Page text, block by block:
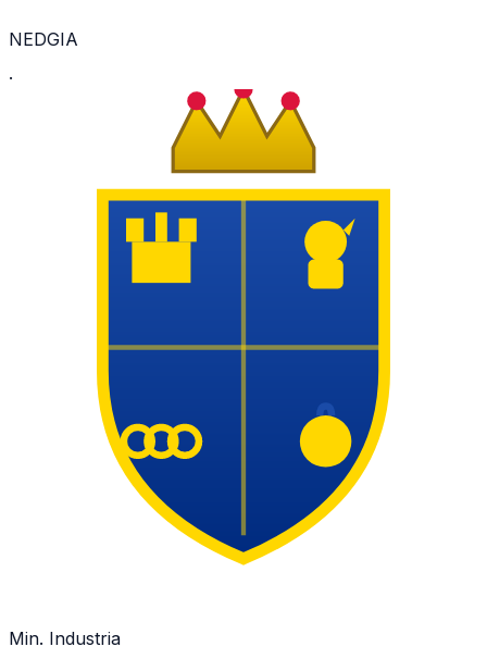
NEDGIA
·
Min. Industria